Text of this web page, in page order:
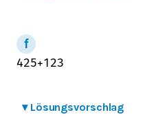
425+1 23
▾ Lösungsvorschlag